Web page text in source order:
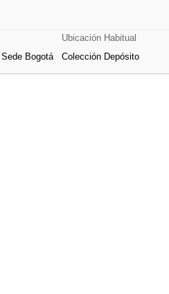
Ubicación Habitual
Bogotá Colección Depósito